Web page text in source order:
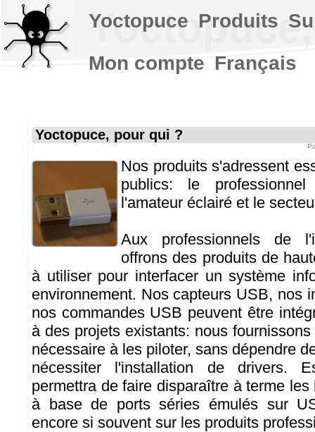
Yoctopuce, pour qui ?
Nos produits s'adressent
publics: le professionnel
l'amateur éclairé et le
Aux professionnels de
offrons des produits de
à utiliser pour interfacer un système
environnement. Nos capteurs USB, nos
nos commandes USB peuvent être
à des projets existants: nous
nécessaire à les piloter, sans dépendre
nécessiter l'installation de drivers.
permettra de faire disparaître à terme
à base de ports séries émulés sur
encore si souvent sur les produits
Yoctopuce Produits
Mon compte Français